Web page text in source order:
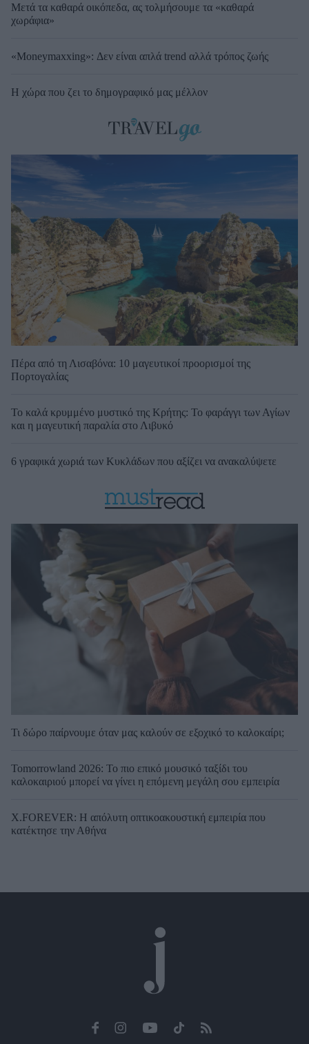
Μετά τα καθαρά οικόπεδα, ας τολμήσουμε τα «καθαρά
χωράφια»
«Moneymaxxing»: Δεν είναι απλά trend αλλά τρόπος ζωής
Η χώρα που ζει το δημογραφικό μας μέλλον
Πέρα από τη Λισαβόνα: 10 μαγευτικοί προορισμοί της
Πορτογαλίας
Το καλά κρυμμένο μυστικό της Κρήτης: Το φαράγγι των Αγίων
και η μαγευτική παραλία στο Λιβυκό
6 γραφικά χωριά των Κυκλάδων που αξίζει να ανακαλύψετε
Τι δώρο παίρνουμε όταν μας καλούν σε εξοχικό το καλοκαίρι;
Tomorrowland 2026: Το πιο επικό μουσικό ταξίδι του
καλοκαιριού μπορεί να γίνει η επόμενη μεγάλη σου εμπειρία
X.FOREVER: Η απόλυτη οπτικοακουστική εμπειρία που
κατέκτησε την Αθήνα